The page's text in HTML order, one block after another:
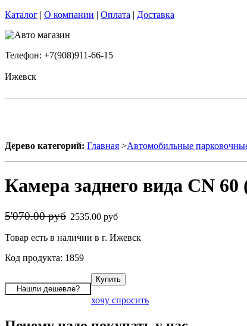
Каталог | О компании | Оплата | Доставка
Телефон: +7(908)911-66-15
Ижевск
Дерево категорий: Главная >Автомобильные
Камера заднего вида CN
5'070.00 руб 2535.00 руб
Товар есть в наличии в г. Ижевск
Код продукта: 1859
хочу спросить